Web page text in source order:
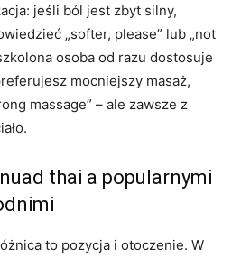
jeśli ból jest zbyt silny,
„softer, please” lub „not
osoba od razu dostosuje
mocniejszy masaż,
massage” – ale zawsze z
thai a popularnymi
to pozycja i otoczenie. W